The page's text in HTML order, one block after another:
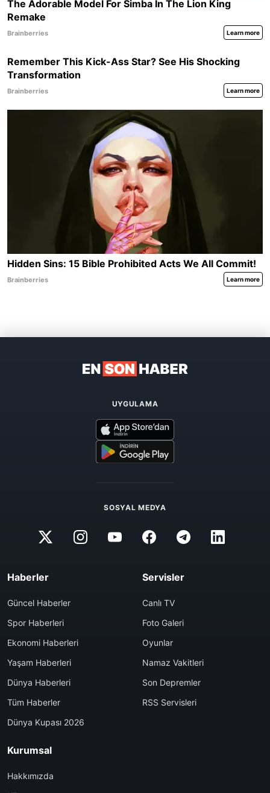
UYGULAMA
SOSYAL MEDYA
Haberler
Güncel Haberler
Spor Haberleri
Ekonomi Haberleri
Yaşam Haberleri
Dünya Haberleri
Tüm Haberler
Dünya Kupası 2026
Servisler
Canlı TV
Foto Galeri
Oyunlar
Namaz Vakitleri
Son Depremler
RSS Servisleri
Kurumsal
Hakkımızda